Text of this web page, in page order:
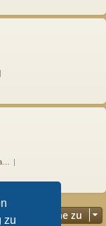
zu
Gehe zu